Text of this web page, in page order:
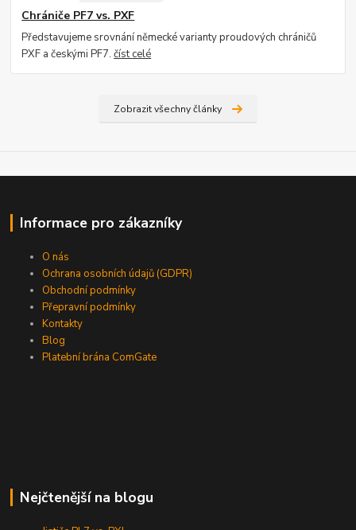
Chrániče PF7 vs. PXF
Představujeme srovnání německé varianty proudových chráničů
PXF a českými PF7.číst celé
Zobrazit všechny články
Informace pro zákazníky
O nás
Ochrana osobních údajů (GDPR)
Obchodní podmínky
Přepravní podmínky
Kontakty
Blog
Platební brána ComGate
Nejčtenější na blogu